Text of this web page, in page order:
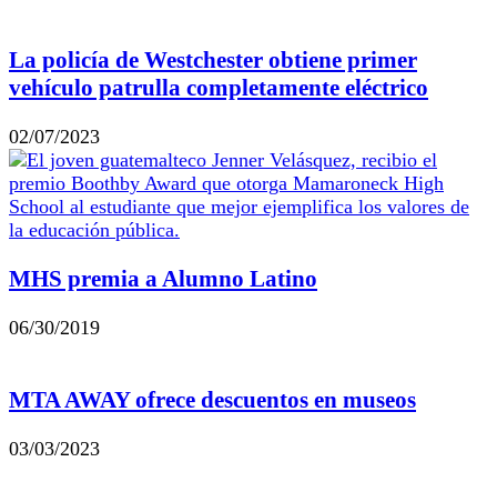
La policía de Westchester obtiene primer
vehículo patrulla completamente eléctrico
02/07/2023
MHS premia a Alumno Latino
06/30/2019
MTA AWAY ofrece descuentos en museos
03/03/2023